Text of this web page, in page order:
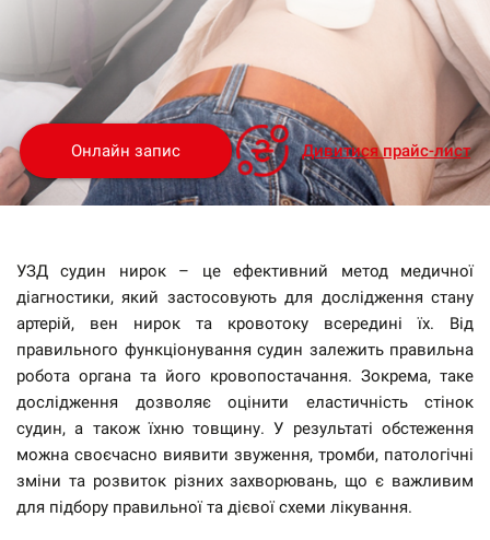
Онлайн запис Дивитися прайс-лист
УЗД судин нирок – це ефективний метод медичної
діагностики, який застосовують для дослідження стану
артерій, вен нирок та кровотоку всередині їх. Від
правильного функціонування судин залежить правильна
робота органа та його кровопостачання. Зокрема, таке
дослідження дозволяє оцінити еластичність стінок
судин, а також їхню товщину. У результаті обстеження
можна своєчасно виявити звуження, тромби, патологічні
зміни та розвиток різних захворювань, що є важливим
для підбору правильної та дієвої схеми лікування.